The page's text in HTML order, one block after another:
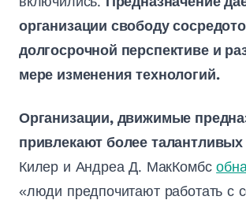
организации свободу
долгосрочной перспективе и
мере изменения технологий.
Организации, движимые
привлекают более
Килер и Андреа Д. МакКомбс
«люди предпочитают работать с